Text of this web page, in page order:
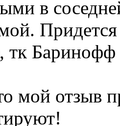
в
Придется
тк Баринофф
мой отзыв